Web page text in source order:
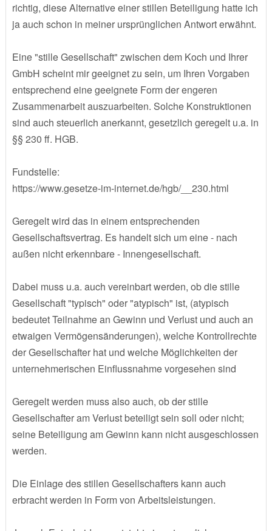
richtig, diese Alternative einer stillen Beteiligung hatte ich
ja auch schon in meiner ursprünglichen Antwort erwähnt.
Eine "stille Gesellschaft" zwischen dem Koch und Ihrer
GmbH scheint mir geeignet zu sein, um Ihren Vorgaben
entsprechend eine geeignete Form der engeren
Zusammenarbeit auszuarbeiten. Solche Konstruktionen
sind auch steuerlich anerkannt, gesetzlich geregelt u.a. in
§§ 230 ff. HGB.
Fundstelle:
https://www.gesetze-im-internet.de/hgb/__230.html
Geregelt wird das in einem entsprechenden
Gesellschaftsvertrag. Es handelt sich um eine - nach
außen nicht erkennbare - Innengesellschaft.
Dabei muss u.a. auch vereinbart werden, ob die stille
Gesellschaft "typisch" oder "atypisch" ist, (atypisch
bedeutet Teilnahme an Gewinn und Verlust und auch an
etwaigen Vermögensänderungen), welche Kontrollrechte
der Gesellschafter hat und welche Möglichkeiten der
unternehmerischen Einflussnahme vorgesehen sind
Geregelt werden muss also auch, ob der stille
Gesellschafter am Verlust beteiligt sein soll oder nicht;
seine Beteiligung am Gewinn kann nicht ausgeschlossen
werden.
Die Einlage des stillen Gesellschafters kann auch
erbracht werden in Form von Arbeitsleistungen.